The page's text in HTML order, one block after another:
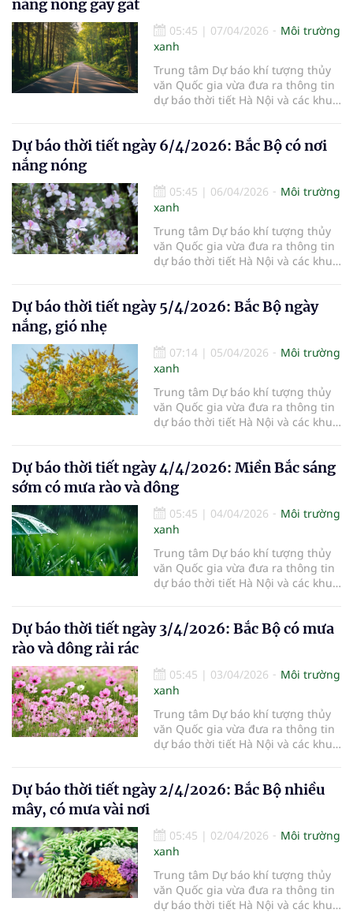
nắng nóng gay gắt
05:45 | 07/04/2026
Môi trường
xanh
Trung tâm Dự báo khí tượng thủy
văn Quốc gia vừa đưa ra thông tin
dự báo thời tiết Hà Nội và các khu
Dự báo thời tiết ngày 6/4/2026: Bắc Bộ có nơi
nắng nóng
05:45 | 06/04/2026
Môi trường
xanh
Trung tâm Dự báo khí tượng thủy
văn Quốc gia vừa đưa ra thông tin
dự báo thời tiết Hà Nội và các khu
Dự báo thời tiết ngày 5/4/2026: Bắc Bộ ngày
nắng, gió nhẹ
07:14 | 05/04/2026
Môi trường
xanh
Trung tâm Dự báo khí tượng thủy
văn Quốc gia vừa đưa ra thông tin
dự báo thời tiết Hà Nội và các khu
Dự báo thời tiết ngày 4/4/2026: Miền Bắc sáng
sớm có mưa rào và dông
05:45 | 04/04/2026
Môi trường
xanh
Trung tâm Dự báo khí tượng thủy
văn Quốc gia vừa đưa ra thông tin
dự báo thời tiết Hà Nội và các khu
Dự báo thời tiết ngày 3/4/2026: Bắc Bộ có mưa
rào và dông rải rác
05:45 | 03/04/2026
Môi trường
xanh
Trung tâm Dự báo khí tượng thủy
văn Quốc gia vừa đưa ra thông tin
dự báo thời tiết Hà Nội và các khu
Dự báo thời tiết ngày 2/4/2026: Bắc Bộ nhiều
mây, có mưa vài nơi
05:45 | 02/04/2026
Môi trường
xanh
Trung tâm Dự báo khí tượng thủy
văn Quốc gia vừa đưa ra thông tin
dự báo thời tiết Hà Nội và các khu